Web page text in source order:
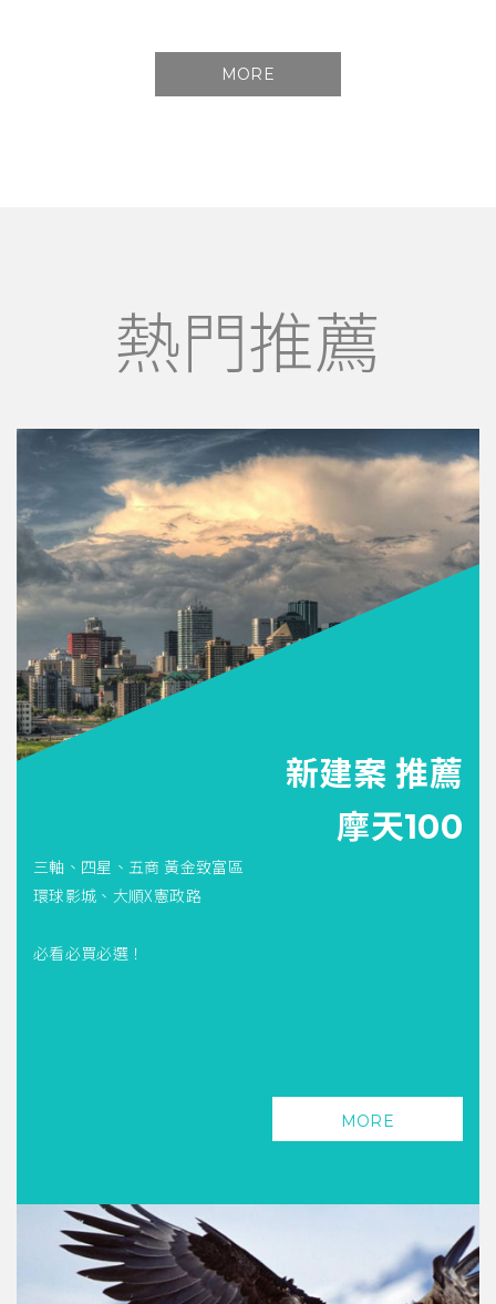
MORE
熱門推薦
新建案 推薦
摩天100
三軸、四星、五商 黃金致富區
環球影城、大順X憲政路
必看必買必選！
MORE